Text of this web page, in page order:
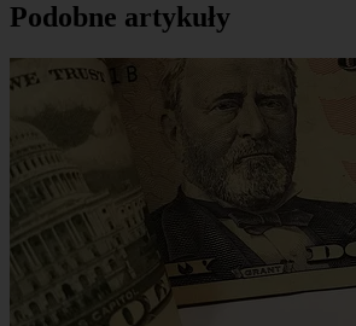
Podobne artykuły